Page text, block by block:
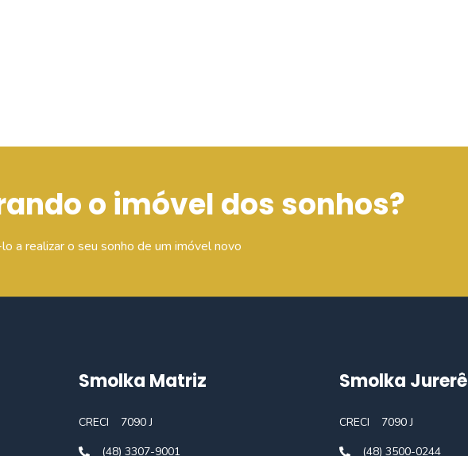
o imóvel dos sonhos?
a realizar o seu sonho de um imóvel novo
Smolka Matriz
CRECI
7090 J
(48) 3307-9001
Smolka Jurerê
CRECI
7090 J
(48) 3500-0244